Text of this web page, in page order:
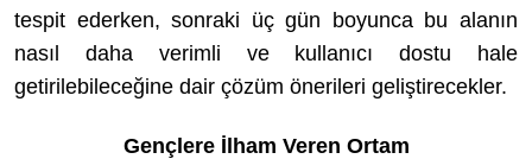
tespit ederken, sonraki üç gün boyunca bu alanın
nasıl daha verimli ve kullanıcı dostu hale
getirilebileceğine dair çözüm önerileri geliştirecekler.
Gençlere İlham Veren Ortam